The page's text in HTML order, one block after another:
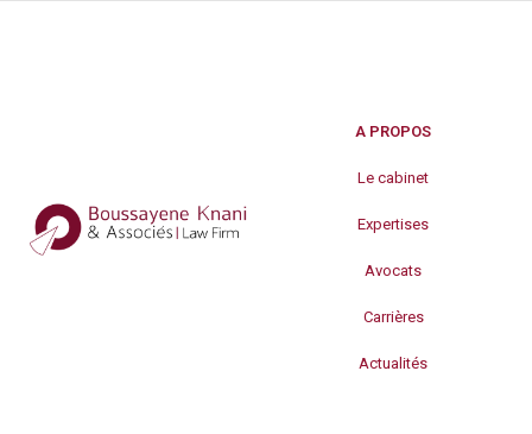
A PROPOS
Le cabinet
Expertises
Avocats
Carrières
Actualités